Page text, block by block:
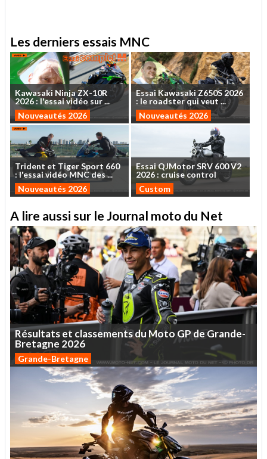
Les derniers essais MNC
Kawasaki NinjaZX-10R
2026: l'essaividéo sur...
Nouveautés 2026
Essai Kawasaki Z650S 2026
: le roadsterquiveut ...
Nouveautés 2026
Trident et TigerSport 660
: l'essaividéoMNCdes...
Nouveautés 2026
EssaiQJMotorSRV 600V2
2026 : cruise control
Custom
A lire aussi sur le Journal moto du Net
Résultatset classementsdu MotoGP de Grande-
Bretagne 2026
Grande-Bretagne